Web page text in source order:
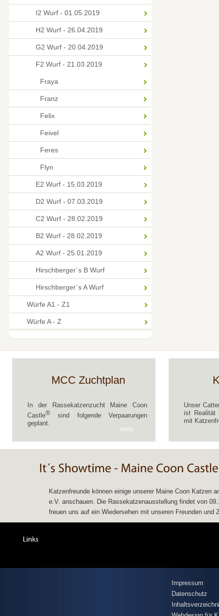
I2 Wurf - 01.05.2019
H2 Wurf - 26.04.2019
G2 Wurf - 20.04.2019
F2 Wurf - 21.03.2019
Fraya
Franz
Felix
Feivel
Feres
Flyn
E2 Wurf - 15.03.2019
D2 Wurf - 07.03.2019
C2 Wurf - 28.02.2019
B2 Wurf - 28.02.2019
A2 Wurf - 25.01.2019
Hirschberger´s B Wurf
Hirschberger´s A Wurf
Würfe A1 - Z1
Würfe A - Z
MCC Zuchtplan
In der Rassekatzenzucht Maine Coon
Castle® sind folgende Verpaarungen
geplant.
mehr
Unser
ist Realität
mit
Katzenfreunde können einige unserer Maine Coon Katzen
e.V. anschauen. Die Rassekatzenausstellung findet von
freuen uns auf ein Wiedersehen mit unseren Freunden
Impressum
Datenschutz